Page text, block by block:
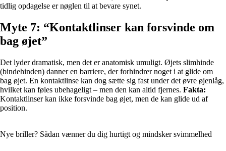
tidlig opdagelse er nøglen til at bevare synet.
Myte 7: “Kontaktlinser kan forsvinde om
bag øjet”
Det lyder dramatisk, men det er anatomisk umuligt. Øjets slimhinde
(bindehinden) danner en barriere, der forhindrer noget i at glide om
bag øjet. En kontaktlinse kan dog sætte sig fast under det øvre øjenlåg,
hvilket kan føles ubehageligt – men den kan altid fjernes. Fakta:
Kontaktlinser kan ikke forsvinde bag øjet, men de kan glide ud af
position.
Nye briller? Sådan vænner du dig hurtigt og mindsker svimmelhed